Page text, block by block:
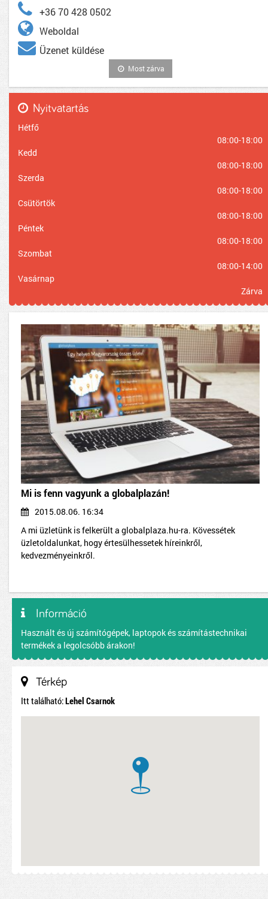
+36 70 428 0502
Weboldal
Üzenet küldése
Most zárva
Nyitvatartás
Hétfő
08:00-18:00
Kedd
08:00-18:00
Szerda
08:00-18:00
Csütörtök
08:00-18:00
Péntek
08:00-18:00
Szombat
08:00-14:00
Vasárnap
Zárva
Mi is fenn vagyunk a globalplazán!
2015.08.06. 16:34
A mi üzletünk is felkerült a globalplaza.hu-ra. Kövessétek
üzletoldalunkat, hogy értesülhessetek híreinkről,
kedvezményeinkről.
Információ
Használt és új számítógépek, laptopok és számítástechnikai
termékek a legolcsóbb árakon!
Térkép
Itt található:Lehel Csarnok